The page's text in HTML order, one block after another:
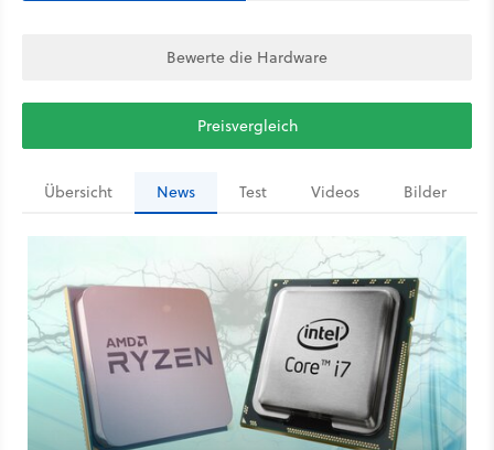
Bewerte die Hardware
Preisvergleich
Übersicht News Test Videos Bilder